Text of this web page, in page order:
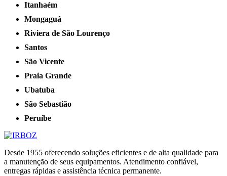
Itanhaém
Mongaguá
Riviera de São Lourenço
Santos
São Vicente
Praia Grande
Ubatuba
São Sebastião
Peruíbe
Desde 1955 oferecendo soluções eficientes e de alta qualidade para
a manutenção de seus equipamentos. Atendimento confiável,
entregas rápidas e assistência técnica permanente.